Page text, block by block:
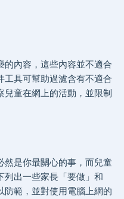
內容，這些內容並不適合
工具可幫助過濾含有不適合
兒童在網上的活動，並限制
然是你最關心的事，而兒童
列出一些家長「要做」和
防範，並對使用電腦上網的